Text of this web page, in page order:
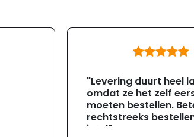
"Levering duurt heel
omdat ze het zelf
moeten bestellen.
rechtstreeks
jotul"